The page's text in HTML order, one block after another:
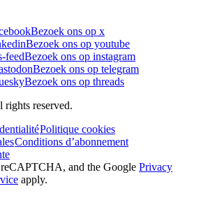
Bezoek ons op x
Bezoek ons op youtube
feedBezoek ons op instagram
Bezoek ons op telegram
Bezoek ons op threads
reserved.
Politique cookies
Conditions d’abonnement
and the Google Privacy
apply.